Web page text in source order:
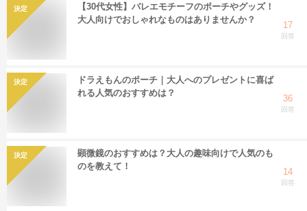
決定
【30代女性】バレエモチーフのポーチやグッズ！
大人向けでおしゃれなものはありませんか？
17
回答
決定
ドラえもんのポーチ｜大人へのプレゼントに喜ば
れる人気のおすすめは？
36
回答
決定
顕微鏡のおすすめは？大人の趣味向けで人気のも
のを教えて！
14
回答